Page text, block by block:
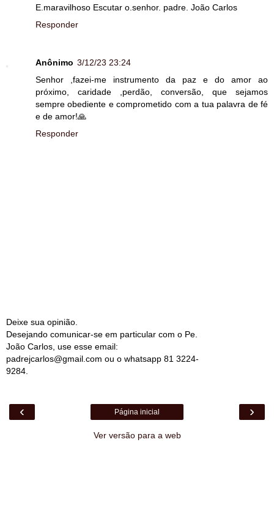
E.maravilhoso Escutar o.senhor. padre. João Carlos
Responder
Anônimo 3/12/23 23:24
Senhor ,fazei-me instrumento da paz e do amor ao
próximo, caridade ,perdão, conversão, que sejamos
sempre obediente e comprometido com a tua palavra de fé
e de amor!🙏
Responder
Deixe sua opinião.
Desejando comunicar-se em particular com o Pe.
João Carlos, use esse email:
padrejcarlos@gmail.com ou o whatsapp 81 3224-
9284.
‹ ›
Página inicial
Ver versão para a web